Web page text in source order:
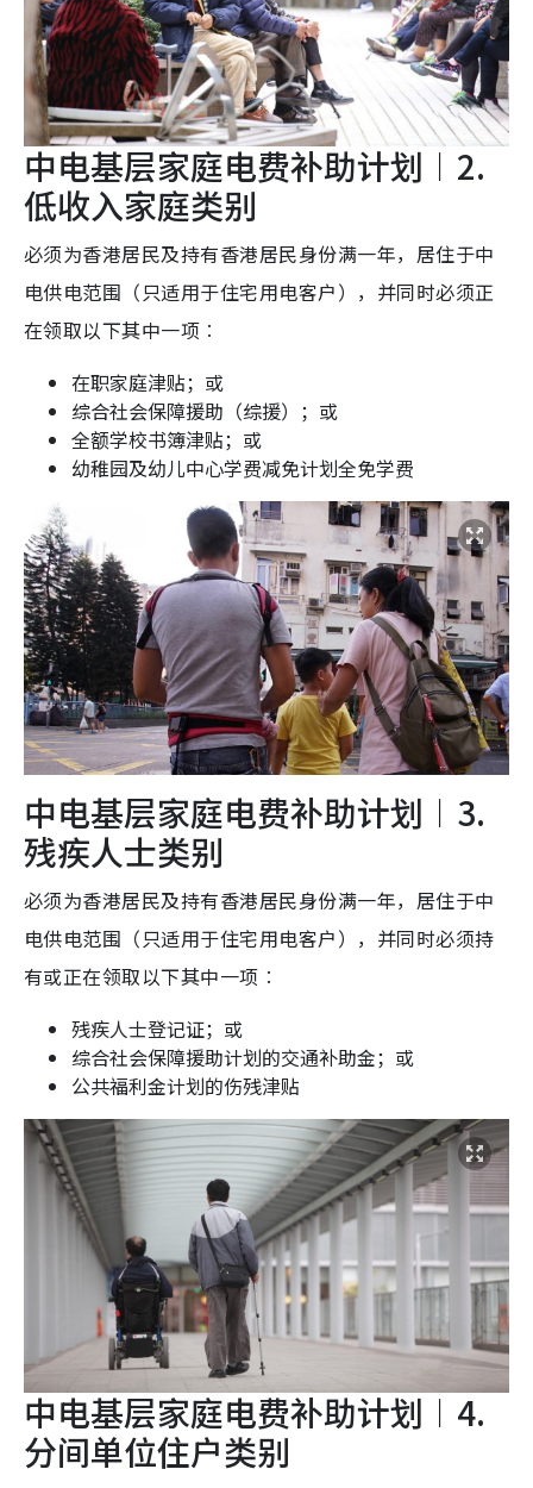
中电基层家庭电费补助计划︱2.
低收入家庭类别
必须为香港居民及持有香港居民身份满一年，居住于中
电供电范围（只适用于住宅用电客户），并同时必须正
在领取以下其中一项︰
在职家庭津贴；或
综合社会保障援助（综援）；或
全额学校书簿津贴；或
幼稚园及幼儿中心学费减免计划全免学费
中电基层家庭电费补助计划︱3.
残疾人士类别
必须为香港居民及持有香港居民身份满一年，居住于中
电供电范围（只适用于住宅用电客户），并同时必须持
有或正在领取以下其中一项︰
残疾人士登记证；或
综合社会保障援助计划的交通补助金；或
公共福利金计划的伤残津贴
中电基层家庭电费补助计划︱4.
分间单位住户类别